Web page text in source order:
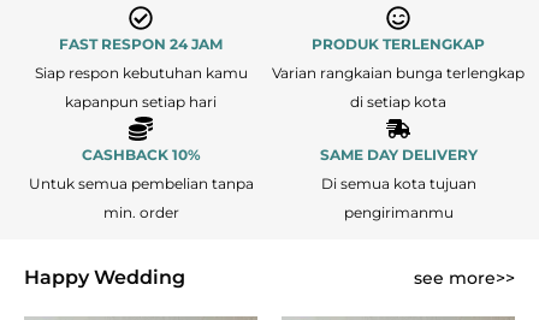
FAST RESPON 24 JAM
Siap respon kebutuhan kamu
kapanpun setiap hari
PRODUK TERLENGKAP
Varian rangkaian bunga terlengkap
di setiap kota
CASHBACK 10%
Untuk semua pembelian tanpa
min. order
SAME DAY DELIVERY
Di semua kota tujuan
pengirimanmu
Happy Wedding see more>>